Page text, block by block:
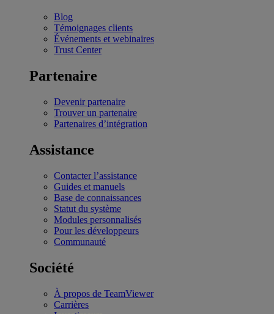
Blog
Témoignages clients
Événements et webinaires
Trust Center
Partenaire
Devenir partenaire
Trouver un partenaire
Partenaires d’intégration
Assistance
Contacter l’assistance
Guides et manuels
Base de connaissances
Statut du système
Modules personnalisés
Pour les développeurs
Communauté
Société
À propos de TeamViewer
Carrières